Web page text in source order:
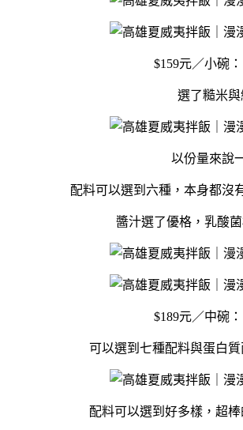
$159元／小碗
選了糙米
以份量來說
配料可以選到六種，本身都沒
醬汁選了優格，乳酸
$189元／中碗
可以選到七種配料與蛋白
配料可以選到好多樣，超